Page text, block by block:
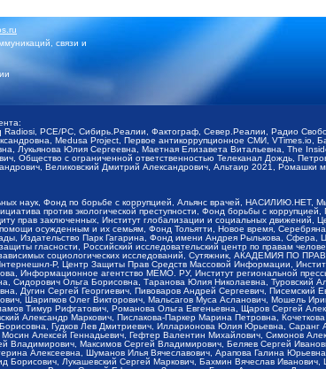
связи и
PCE/PC, Сибирь.Реалии, Фактограф, Север.Реалии, Радио
Medusa Project, Первое антикоррупционное СМИ,
Юлия Сергеевна, Маетная Елизавета Витальевна, The
Общество с ограниченной ответственностью Телеканал Дождь,
Великовский Дмитрий Александрович, Альтаир 2021, Ромашки
наук, Фонд по борьбе с коррупцией, Альянс врачей,
против экологической преступности, Фонд борьбы с
прав заключенных, Институт глобализации и социальных
осужденным и их семьям, Фонд Тольятти, Новое время,
Издательство Парк Гагарина, Фонд имени Андрея Рылькова,
гласности, Российский исследовательский центр по правам
социологических исследований, Сутяжник, АКАДЕМИЯ ПО
Р, Центр Защиты Прав Средств Массовой Информации,
Информационное агентство МЕМО. РУ, Институт региональной
Ольга Борисовна, Таранова Юлия Николаевна, Туровский
Дугин Сергей Георгиевич, Пивоваров Андрей Сергеевич, Писемский
Шарипков Олег Викторович, Мальсагов Муса Асланович, Мошель
Тимур Рифгатович, Романова Ольга Евгеньевна, Щаров Сергей
Александр Маркович, Пислакова-Паркер Марина Петровна,
Гудков Лев Дмитриевич, Илларионова Юлия Юрьевна,
Алексей Геннадьевич, Гефтер Валентин Михайлович, Симонов
Максимов Сергей Владимирович, Беляев Сергей
Алексеевна, Шуманов Илья Вячеславович, Арапова Галина
Лукашевский Сергей Маркович, Бахмин Вячеслав